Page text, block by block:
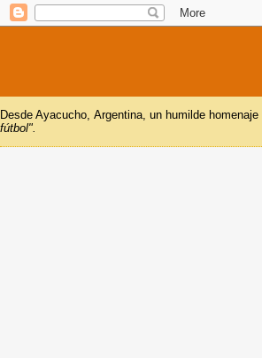
Desde Ayacucho, Argentina, un humilde
fútbol".